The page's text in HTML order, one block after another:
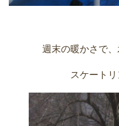
週末の暖かさで、
スケートリ